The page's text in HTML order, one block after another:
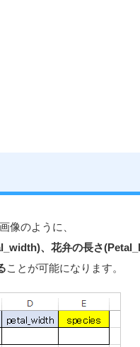
像のように、
、花弁の長さ
ことが可能になります。